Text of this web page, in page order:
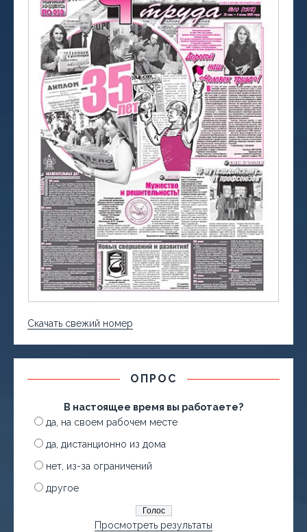
Скачать свежий номер
ОПРОС
В настоящее время вы работаете?
да, на своем рабочем месте
да, дистанционно из дома
нет, из-за ограничений
другое
Просмотреть результаты